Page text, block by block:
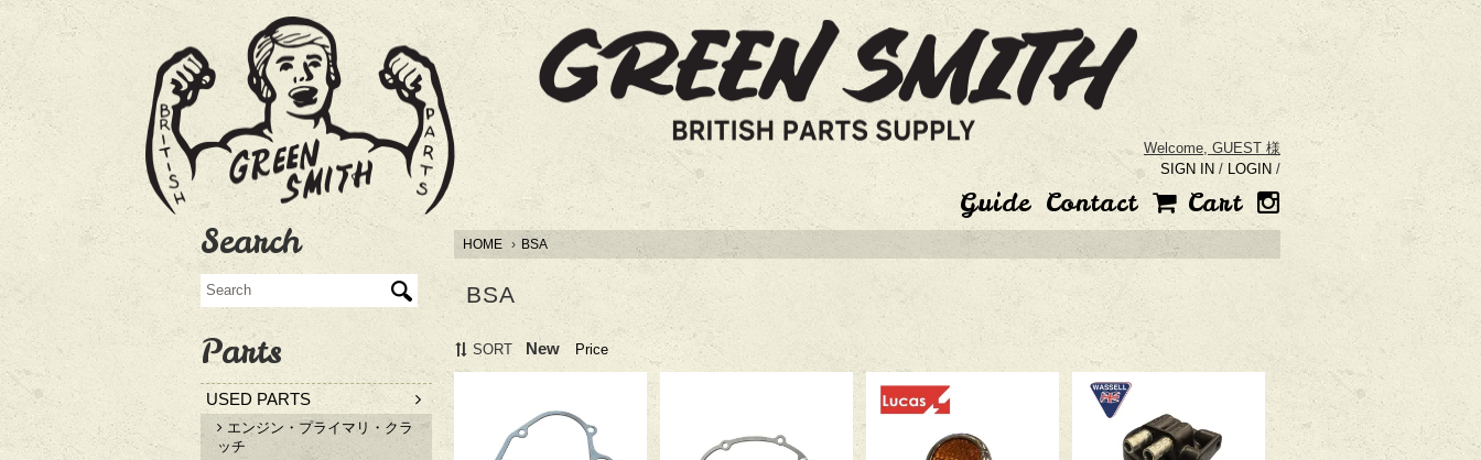
Welcome, GUEST 様
SIGN IN / LOGIN /
Guide Contact Cart
HOME › BSA
BSA
SORT New Price
Search
Parts
USED PARTS
エンジン・プライマリ・クラ
ッチ